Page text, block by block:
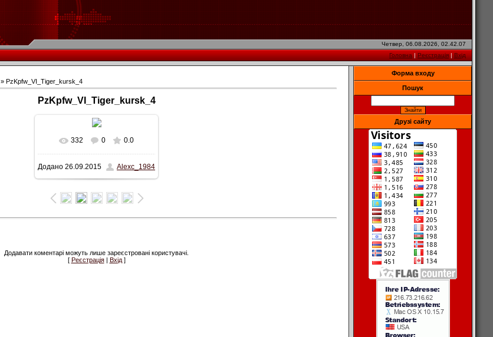
Четвер, 06.08.2026, 02.42.07
Головна|Реєстрація|Вхід
» PzKpfw_VI_Tiger_kursk_4
PzKpfw_VI_Tiger_kursk_4
У реальному розмірі
562x351/ 82.3Kb
332 0 0.0
Додано 26.09.2015 Alexc_1984
Додавати коментарі можуть лише зареєстровані користувачі.
[ Реєстрація| Вхід]
Форма входу
Пошук
Друзі сайту